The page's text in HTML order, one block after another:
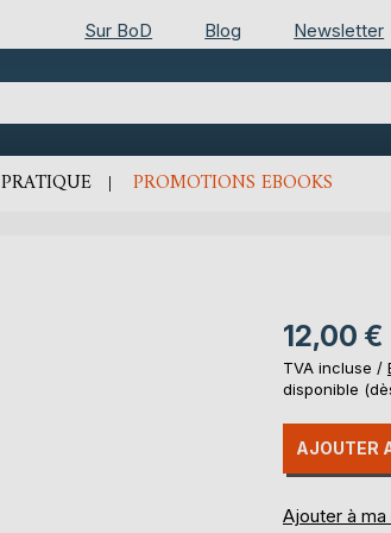
Sur BoD Blog Newsletter
PRATIQUE PROMOTIONS EBOOKS
12,00 €
TVA incluse /
disponible
AJOUTER
Ajouter à